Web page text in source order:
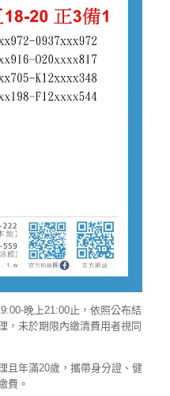
晚上21:00止，依照公布結
，未於期限內繳清費用者視同
且年滿20歲，攜帶身分證、健
費。